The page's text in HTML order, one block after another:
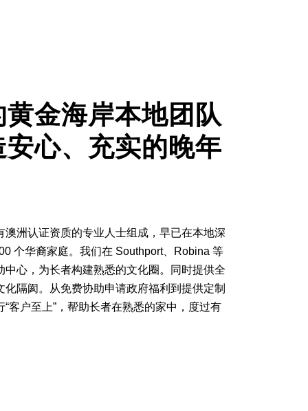
金海岸本地团队
心、充实的晚年
澳洲认证资质的专业人士组成，早已在本地深
个华裔家庭。我们在 Southport、Robina 等
中心，为长者构建熟悉的文化圈。同时提供全
隔阂。从免费协助申请政府福利到提供定制
客户至上”，帮助长者在熟悉的家中，度过有